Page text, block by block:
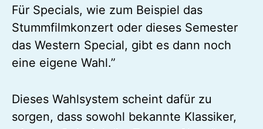
Für Specials, wie zum Beispiel das
Stummfilmkonzert oder dieses Semester
das Western Special, gibt es dann noch
eine eigene Wahl.”
Dieses Wahlsystem scheint dafür zu
sorgen, dass sowohl bekannte Klassiker,